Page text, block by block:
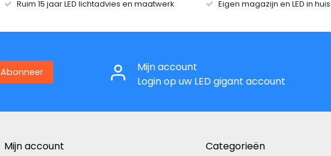
Ruim 15 jaar LED lichtadvies en maatwerk Eigen magazijn en LED in
Abonneer
Mijn account
Login op uw LED gigant account
Mijn account Categorieën